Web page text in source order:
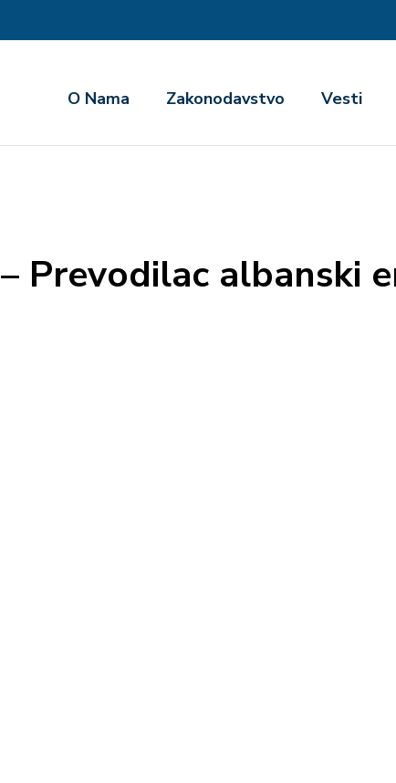
О Nama Zakonodavstvo Vesti
– Prevodilac albanski